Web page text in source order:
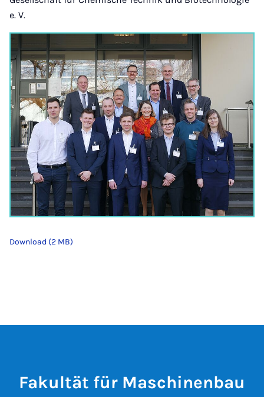
e. V.
Download (2 MB)
Fakultät für Maschinenbau